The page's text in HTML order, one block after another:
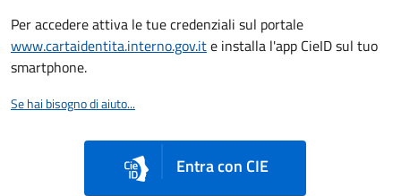
Per accedere attiva le tue credenziali sul portale
www.cartaidentita.interno.gov.ite installa l'app CieID sul tuo
smartphone.
Se hai bisogno di aiuto...
Entra con CIE